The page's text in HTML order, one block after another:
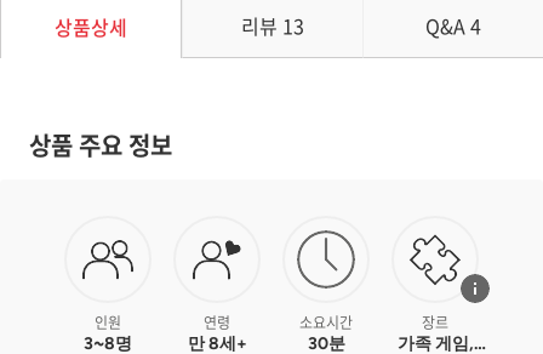
상품상세 리뷰 13 Q&A4
상품 주요 정보
인원
3~8명
연령
만 8세+
소요시간
30분
장르
가족 게임,